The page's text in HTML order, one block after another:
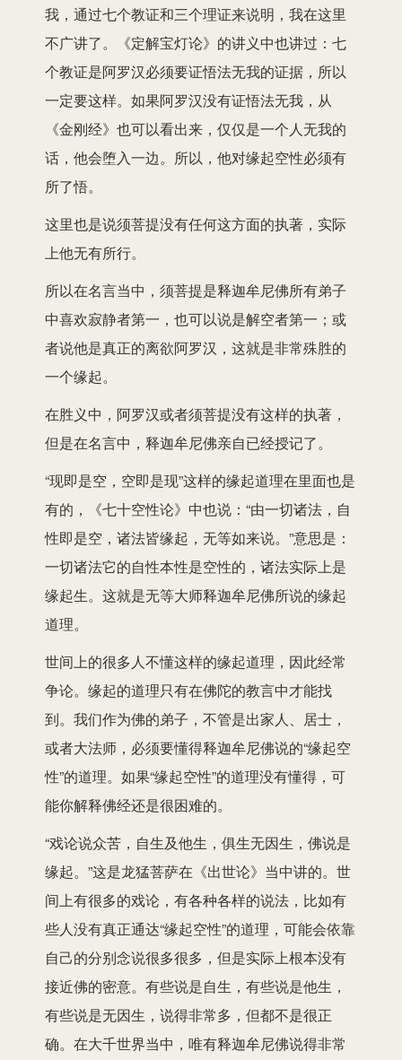
我，通过七个教证和三个理证来说明，我在这里
不广讲了。《定解宝灯论》的讲义中也讲过：七
个教证是阿罗汉必须要证悟法无我的证据，所以
一定要这样。如果阿罗汉没有证悟法无我，从
《金刚经》也可以看出来，仅仅是一个人无我的
话，他会堕入一边。所以，他对缘起空性必须有
所了悟。
这里也是说须菩提没有任何这方面的执著，实际
上他无有所行。
所以在名言当中，须菩提是释迦牟尼佛所有弟子
中喜欢寂静者第一，也可以说是解空者第一；或
者说他是真正的离欲阿罗汉，这就是非常殊胜的
一个缘起。
在胜义中，阿罗汉或者须菩提没有这样的执著，
但是在名言中，释迦牟尼佛亲自已经授记了。
“现即是空，空即是现”这样的缘起道理在里面也是
有的，《七十空性论》中也说：“由一切诸法，自
性即是空，诸法皆缘起，无等如来说。”意思是：
一切诸法它的自性本性是空性的，诸法实际上是
缘起生。这就是无等大师释迦牟尼佛所说的缘起
道理。
世间上的很多人不懂这样的缘起道理，因此经常
争论。缘起的道理只有在佛陀的教言中才能找
到。我们作为佛的弟子，不管是出家人、居士，
或者大法师，必须要懂得释迦牟尼佛说的“缘起空
性”的道理。如果“缘起空性”的道理没有懂得，可
能你解释佛经还是很困难的。
“戏论说众苦，自生及他生，俱生无因生，佛说是
缘起。”这是龙猛菩萨在《出世论》当中讲的。世
间上有很多的戏论，有各种各样的说法，比如有
些人没有真正通达“缘起空性”的道理，可能会依靠
自己的分别念说很多很多，但是实际上根本没有
接近佛的密意。有些说是自生，有些说是他生，
有些说是无因生，说得非常多，但都不是很正
确。在大千世界当中，唯有释迦牟尼佛说得非常